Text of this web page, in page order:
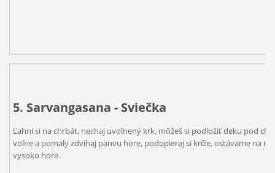
5. Sarvangasana - Sviečka
Ľahni si na chrbát, nechaj uvoľnený krk, môžeš si podložiť deku pod
voľne a pomaly zdvíhaj panvu hore, podopieraj si kríže, ostávame na
vysoko hore.